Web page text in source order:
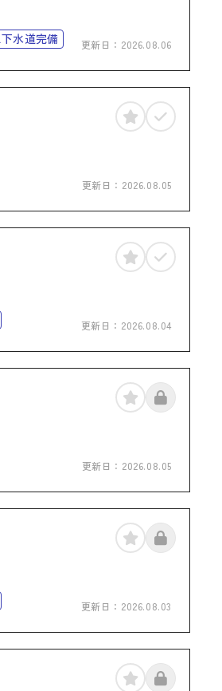
水道完備 更新日： 2026.08.06
更新日： 2026.08.05
更新日： 2026.08.04
更新日： 2026.08.05
更新日： 2026.08.03